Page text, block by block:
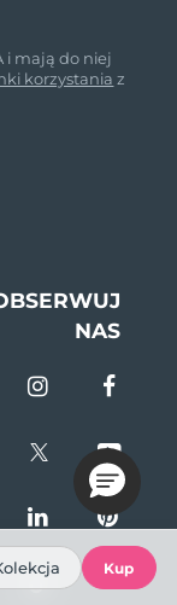
i mają do niej
korzystania z
NAS
Kup